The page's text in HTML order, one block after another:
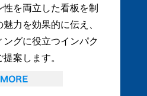
を両立した看板を制
力を効果的に伝え、
グに役立つインパク
案します。